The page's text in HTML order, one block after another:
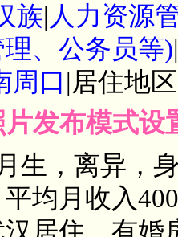
族| 人力资源
、公务员等)
周口|居住地
片发布模式
生，离异，
均月收入
居住，有